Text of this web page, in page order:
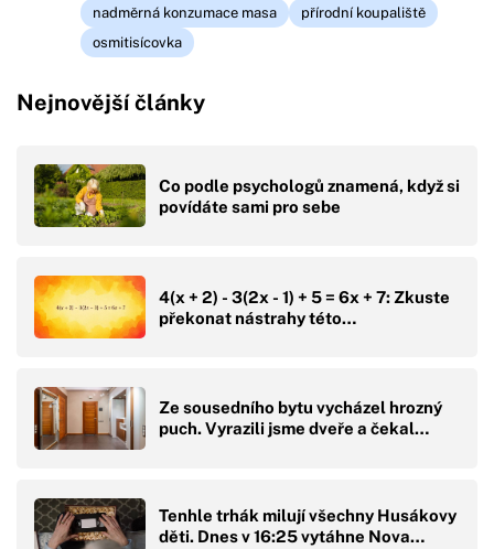
nadměrná konzumace masa
přírodní koupaliště
osmitisícovka
Nejnovější články
Co podle psychologů znamená, když si
povídáte sami pro sebe
4(x + 2) - 3(2x - 1) + 5 = 6x + 7: Zkuste
překonat nástrahy této…
Ze sousedního bytu vycházel hrozný
puch. Vyrazili jsme dveře a čekal…
Tenhle trhák milují všechny Husákovy
děti. Dnes v 16:25 vytáhne Nova…